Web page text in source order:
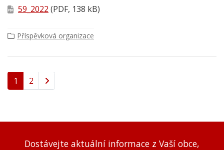
59_2022 (PDF, 138 kB)
Příspěvková organizace
1 2
Dostávejte aktuální informace z Vaší obce,